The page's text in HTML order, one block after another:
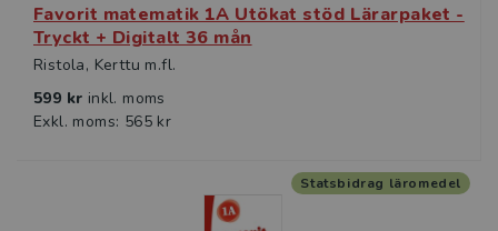
Favorit matematik 1A Utökat stöd Lärarpaket -
Tryckt + Digitalt 36 mån
Ristola, Kerttu m.fl.
599 kr inkl. moms
Exkl. moms: 565 kr
Statsbidrag läromedel